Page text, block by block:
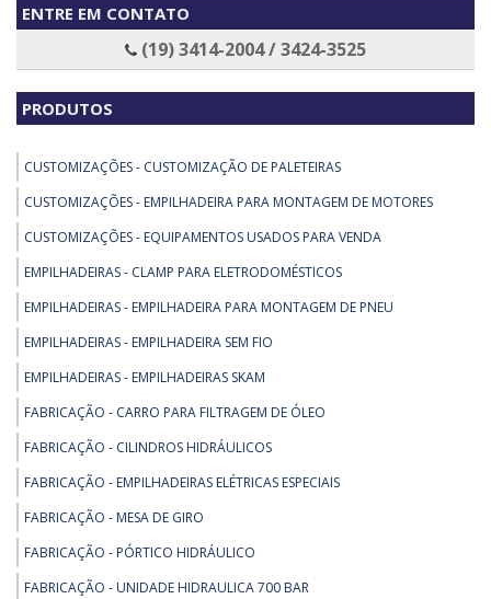
ENTRE EM CONTATO
(19) 3414-2004 / 3424-3525
PRODUTOS
CUSTOMIZAÇÕES - CUSTOMIZAÇÃO DE PALETEIRAS
CUSTOMIZAÇÕES - EMPILHADEIRA PARA MONTAGEM DE MOTORES
CUSTOMIZAÇÕES - EQUIPAMENTOS USADOS PARA VENDA
EMPILHADEIRAS - CLAMP PARA ELETRODOMÉSTICOS
EMPILHADEIRAS - EMPILHADEIRA PARA MONTAGEM DE PNEU
EMPILHADEIRAS - EMPILHADEIRA SEM FIO
EMPILHADEIRAS - EMPILHADEIRAS SKAM
FABRICAÇÃO - CARRO PARA FILTRAGEM DE ÓLEO
FABRICAÇÃO - CILINDROS HIDRÁULICOS
FABRICAÇÃO - EMPILHADEIRAS ELÉTRICAS ESPECIAIS
FABRICAÇÃO - MESA DE GIRO
FABRICAÇÃO - PÓRTICO HIDRÁULICO
FABRICAÇÃO - UNIDADE HIDRAULICA 700 BAR